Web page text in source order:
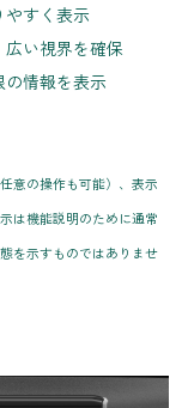
すく表示
い視界を確保
の情報を表示
意の操作も可能）、表示
は機能説明のために通常
を示すものではありませ